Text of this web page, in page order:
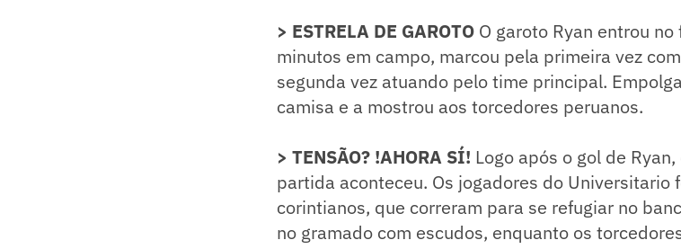
> ESTRELA DE GAROTO O garoto Ryan entrou
minutos em campo, marcou pela primeira vez
segunda vez atuando pelo time principal.
camisa e a mostrou aos torcedores peruanos.
> TENSÃO? !AHORA SÍ! Logo após o gol de
partida aconteceu. Os jogadores do Universitario
corintianos, que correram para se refugiar no
no gramado com escudos, enquanto os